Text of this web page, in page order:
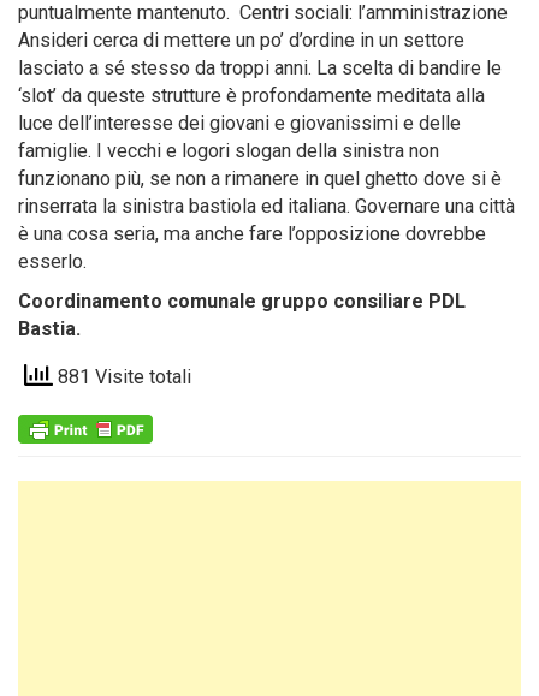
puntualmente mantenuto. Centri sociali: l’amministrazione
Ansideri cerca di mettere un po’ d’ordine in un settore
lasciato a sé stesso da troppi anni. La scelta di bandire le
‘slot’ da queste strutture è profondamente meditata alla
luce dell’interesse dei giovani e giovanissimi e delle
famiglie. I vecchi e logori slogan della sinistra non
funzionano più, se non a rimanere in quel ghetto dove si è
rinserrata la sinistra bastiola ed italiana. Governare una città
è una cosa seria, ma anche fare l’opposizione dovrebbe
esserlo.
Coordinamento comunale gruppo consiliare PDL
Bastia.
881 Visite totali